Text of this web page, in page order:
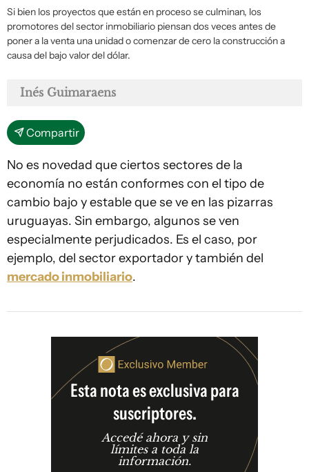
Si bien los proyectos que están en proceso se culminan, los
promotores del sector inmobiliario piensan dos veces antes de
poner a la venta una unidad o comenzar de cero la construcción a
causa del bajo valor del dólar.
Inés Guimaraens
Compartir
No es novedad que ciertos sectores de la
economía no están conformes con el tipo de
cambio bajo y estable que se ve en las pizarras
uruguayas. Sin embargo, algunos se ven
especialmente perjudicados. Es el caso, por
ejemplo, del sector exportador y también del
mercado inmobiliario.
Esta nota es exclusiva para
suscriptores.
Accedé ahora y sin
límites a toda la
información.